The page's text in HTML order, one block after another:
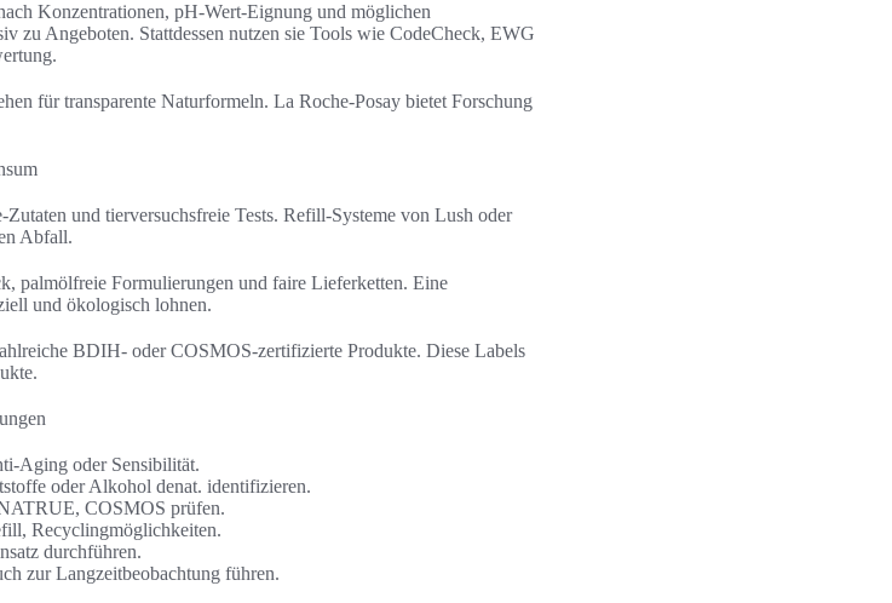
Konzentrationen, pH-Wert-Eignung und möglichen
zu Angeboten. Stattdessen nutzen sie Tools wie CodeCheck, EWG
für transparente Naturformeln. La Roche-Posay bietet Forschung
und tierversuchsfreie Tests. Refill-Systeme von Lush oder
Abfall.
palmölfreie Formulierungen und faire Lieferketten. Eine
und ökologisch lohnen.
BDIH- oder COSMOS-zertifizierte Produkte. Diese Labels
Aging oder Sensibilität.
oder Alkohol denat. identifizieren.
COSMOS prüfen.
Recyclingmöglichkeiten.
durchführen.
zur Langzeitbeobachtung führen.